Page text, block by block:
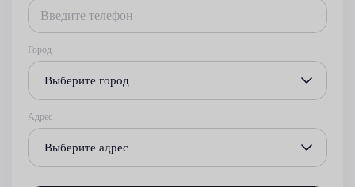
Город
Выберите город
Адрес
Выберите адрес